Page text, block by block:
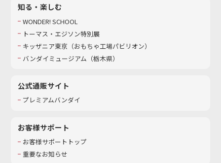
知る・楽しむ
WONDER! SCHOOL
トーマス・エジソン特別展
キッザニア東京（おもちゃ工場パビリオン）​
バンダイミュージアム（栃木県）
公式通販サイト
プレミアムバンダイ
お客様サポート
お客様サポートトップ
重要なお知らせ